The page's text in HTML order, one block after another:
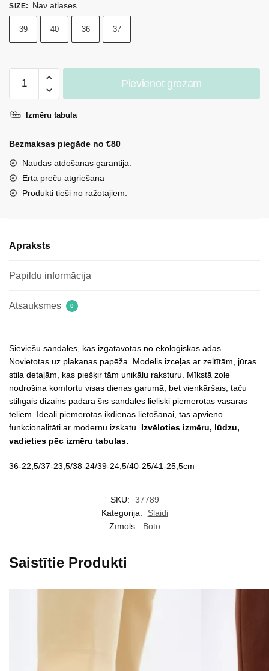
SIZE: Nav atlases
39 40 36 37
plakanās
ar
kniedēm
bēšā
krāsā
Nalothiel
Pievienot grozam
Izmēru tabula
Bezmaksas piegāde no €80
Naudas atdošanas garantija.
Ērta preču atgriešana
Produkti tieši no ražotājiem.
Apraksts
Papildu informācija
Atsauksmes 0
Sieviešu sandales, kas izgatavotas no ekoloģiskas ādas.
Novietotas uz plakanas papēža. Modelis izceļas ar zeltītām, jūras
stila detaļām, kas piešķir tām unikālu raksturu. Mīkstā zole
nodrošina komfortu visas dienas garumā, bet vienkāršais, taču
stilīgais dizains padara šīs sandales lieliski piemērotas vasaras
tēliem. Ideāli piemērotas ikdienas lietošanai, tās apvieno
funkcionalitāti ar modernu izskatu. Izvēloties izmēru, lūdzu,
vadieties pēc izmēru tabulas.
36-22,5/37-23,5/38-24/39-24,5/40-25/41-25,5cm
SKU:
37789
Kategorija:
Slaidi
Zīmols:
Boto
Saistītie Produkti